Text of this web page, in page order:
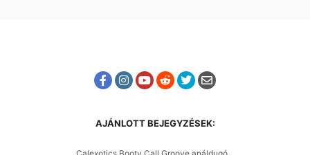
AJÁNLOTT BEJEGYZÉSEK: